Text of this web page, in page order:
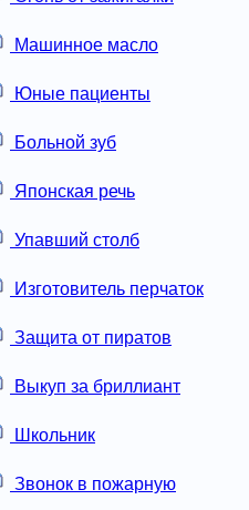
Машинное масло
Юные пациенты
Больной зуб
Японская речь
Упавший столб
Изготовитель перчаток
Защита от пиратов
Выкуп за бриллиант
Школьник
Звонок в пожарную